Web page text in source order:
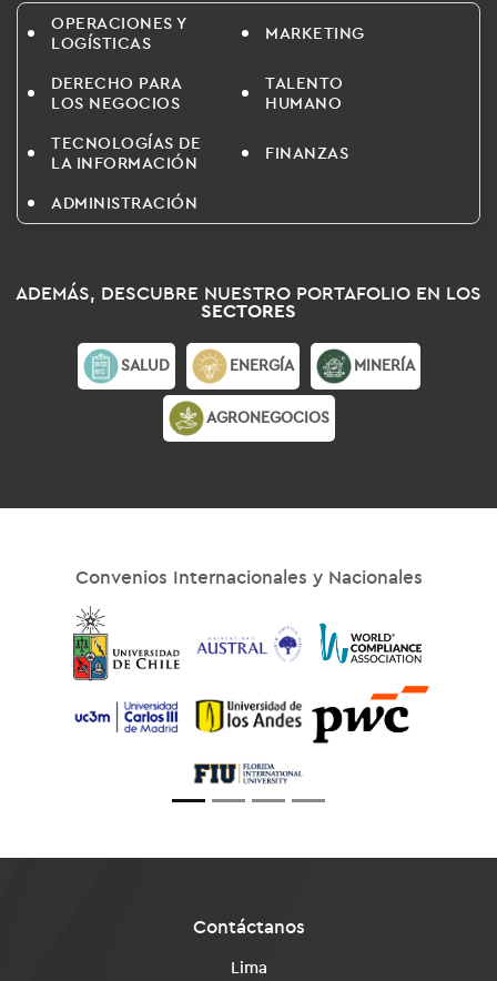
OPERACIONES Y
LOGÍSTICAS
MARKETING
DERECHO PARA
LOS NEGOCIOS
TALENTO
HUMANO
TECNOLOGÍAS DE
LA INFORMACIÓN
FINANZAS
ADMINISTRACIÓN
ADEMÁS, DESCUBRE NUESTRO PORTAFOLIO EN LOS
SECTORES
SALUD ENERGÍA MINERÍA
AGRONEGOCIOS
Convenios Internacionales y Nacionales
Contáctanos
Lima